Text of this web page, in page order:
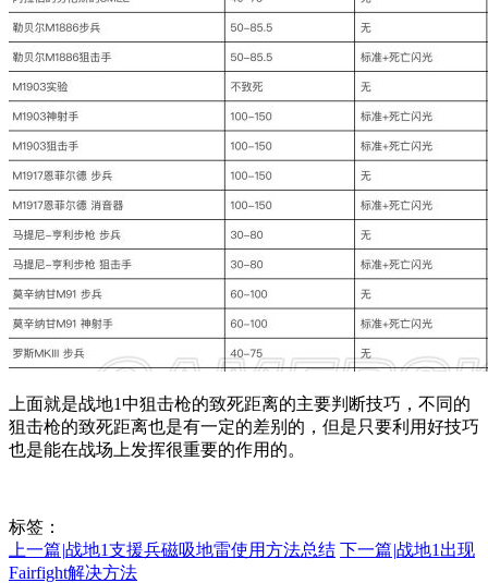
上面就是战地1中狙击枪的致死距离的主要判断技巧，不同的
狙击枪的致死距离也是有一定的差别的，但是只要利用好技巧
也是能在战场上发挥很重要的作用的。
标签：
上一篇|战地1支援兵磁吸地雷使用方法总结 下一篇|战地1出现
Fairfight解决方法